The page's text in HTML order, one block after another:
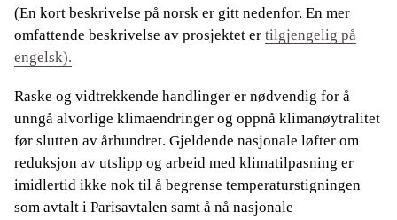
(En kort beskrivelse på norsk er gitt nedenfor. En mer
omfattende beskrivelse av prosjektet er tilgjengelig på
engelsk).
Raske og vidtrekkende handlinger er nødvendig for å
unngå alvorlige klimaendringer og oppnå klimanøytralitet
før slutten av århundret. Gjeldende nasjonale løfter om
reduksjon av utslipp og arbeid med klimatilpasning er
imidlertid ikke nok til å begrense temperaturstigningen
som avtalt i Parisavtalen samt å nå nasjonale